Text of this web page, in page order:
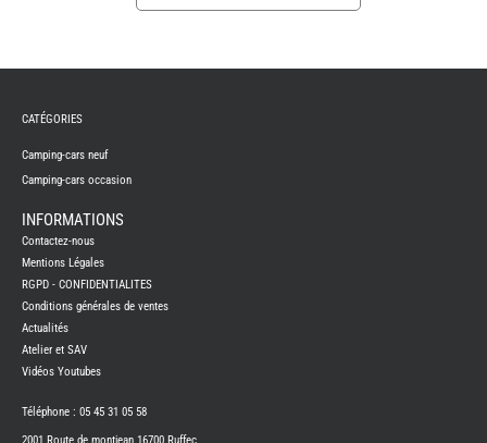
CAMPING-
NEUFS
CAMPING-
CAMPING-
BENIMAR
CAMPING-
CARADO
CAMPING-
ITINEO
CAMPING-
CATÉGORIES
Camping-cars neuf
Camping-cars occasion
INFORMATIONS
Contactez-nous
Mentions Légales
RGPD - CONFIDENTIALITES
Conditions générales de ventes
Actualités
Atelier et SAV
Vidéos Youtubes
Téléphone : 05 45 31 05 58
2001 Route de montjean 16700 Ruffec